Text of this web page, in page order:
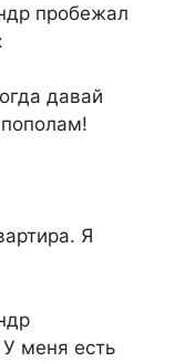
пробежал
давай
Я
меня есть